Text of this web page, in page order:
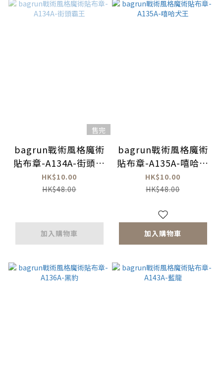
售完
bagrun戰術風格魔術
貼布章-A134A-街頭霸
王
HK$10.00
HK$48.00
加入購物車
bagrun戰術風格魔術
貼布章-A135A-嘻哈犬
王
HK$10.00
HK$48.00
加入購物車